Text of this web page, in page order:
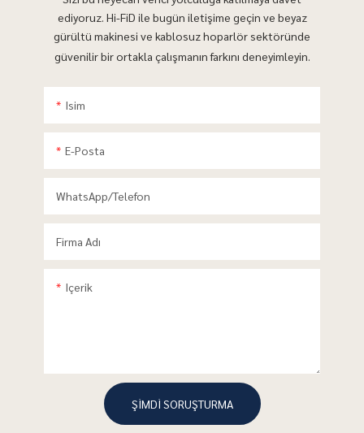
ediyoruz. Hi-FiD ile bugün iletişime geçin ve beyaz
gürültü makinesi ve kablosuz hoparlör sektöründe
güvenilir bir ortakla çalışmanın farkını deneyimleyin.
Isim
E-Posta
WhatsApp/telefon
Firma Adı
Içerik
ŞIMDI SORUŞTURMA